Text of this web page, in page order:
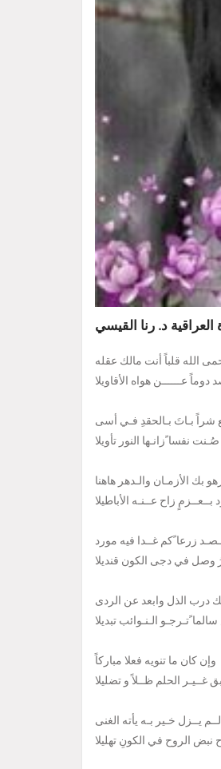
د. رنا القيسي
ﺍﻟﻠﻪ ﻗﻠﺒﺎً ﺃﻧﺖ ﻣﺎﻟﻚ ﻋﻘﻠﻪ
ﺩﻭﻣﺎً عــــــن ﻫﻮﺍﻩ ﺍﻷﻗﺎﻭﻳﻼ
ﺷﺮاً بـاتَ بـالحقدِ فـي أسى
ﻧﻔﺴﺎ ًزانـها النور تأويلا
ﺑﻚ ﺍلأزمـان والـدهر هاﻫﻨﺎ
بــعــزمٍ زاح عــنـه ﺍﻷﺑﺎﻃﻴﻼ
ﺯﺭﻋﺎ ًﻛﻢ غــدا ﻓﻴﻪ ﻣﻮﺭﺩ
ﻭصل ﻓﻲ دجى الكون قنديلا
درب ﺍﻟﺬﻝ ﻭﺍبعد عن ﺍﻟﺮﺩﻯ
ًتـرجـو الـنـوائب ﺗﺒﺪﻳﻼ
ﻭإﻥ ﻛﺎﻥ ﻣﺎ ﺗﻨﻮﻳﻪ ﻓﻌﻼ ﻣﺒﺎﺭﻛﺎً
غــيـر ﺍﻟﺤﻠﻢ ظــلاً ﻭ ﺗﻀﻠﻴﻼ
يــزل خـير بـه ﻳﺄﺗﻪ ﺍﻟﻐﻨﻰ
نبض الروح في الكونِ تهليلا